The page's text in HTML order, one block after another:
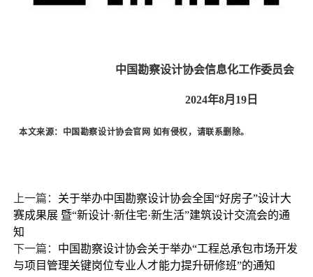
中国勘察设计协会信息化工作委员会
2024年8月19日
本文来源：中国勘察设计协会官网 如有侵权，请联系删除。
上一篇： 关于举办中国勘察设计协会全国“好房子”设计大
赛成果展 暨“新设计·新住宅·新生活”建筑设计交流会的通
知
下一篇： 中国勘察设计协会关于举办“工程总承包市场开发
与项目管理关键岗位专业人才能力提升研修班”的通知